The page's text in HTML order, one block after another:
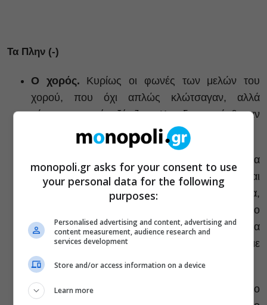
Τα Πλην (-)
Ο χορός. Κυρίως οι φωνές των μελών του
χορού, που όχι απλώς κλώτσαγαν, αλλά
κάποιες στιγμές ξένιζαν. Και δεν εντάχθηκαν
καθόλου στο πλαίσιο της Επιδαύρου.
Τα κοστούμια. Μόνο ως προς την εικόνα
υπηρέτησαν το σκεπτικό της σκηνοθέτιδας και
την εποχή τα κοστούμια της Βασιλικής Σύρμα,
αλλά κάπως επιδερμικά ενταγμένα σ’ αυτό το
σκεπτικό. Έτσι που με κάναμε ώρα να
κατανοήσουμε τον διαχωρισμό ανθρώπων με
στολή και ανθρώπων χωρίς στολή.
Η εκφορά του λόγου.
Δεν μπόρεσα μέχρι το
monopoli.gr asks for your consent to use
your personal data for the following
purposes:
Personalised advertising and content, advertising and
content measurement, audience research and
services development
Store and/or access information on a device
Learn more